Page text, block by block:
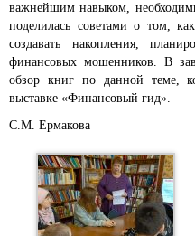
важнейшим навыком,
поделилась советами о том,
создавать накопления,
финансовых мошенников. В
обзор книг по данной теме,
выставке «Финансовый гид».
С.М. Ермакова